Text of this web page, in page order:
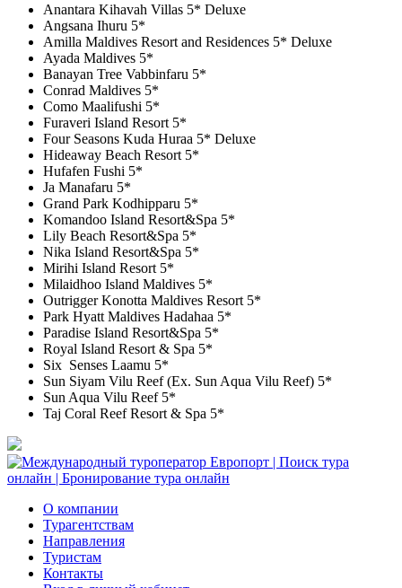
Anantara Kihavah Villas 5* Deluxe
Angsana Ihuru 5*
Amilla Maldives Resort and Residences 5* Deluxe
Ayada Maldives 5*
Banayan Tree Vabbinfaru 5*
Conrad Maldives 5*
Como Maalifushi 5*
Furaveri Island Resort 5*
Four Seasons Kuda Huraa 5* Deluxe
Hideaway Beach Resort 5*
Hufafen Fushi 5*
Ja Manafaru 5*
Grand Park Kodhipparu 5*
Komandoo Island Resort&Spa 5*
Lily Beach Resort&Spa 5*
Nika Island Resort&Spa 5*
Mirihi Island Resort 5*
Milaidhoo Island Maldives 5*
Outrigger Konotta Maldives Resort 5*
Park Hyatt Maldives Hadahaa 5*
Paradise Island Resort&Spa 5*
Royal Island Resort & Spa 5*
Six Senses Laamu 5*
Sun Siyam Vilu Reef (Ex. Sun Aqua Vilu Reef) 5*
Sun Aqua Vilu Reef 5*
Taj Coral Reef Resort & Spa 5*
О компании
Турагентствам
Направления
Туристам
Контакты